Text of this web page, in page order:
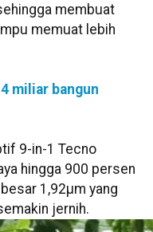
membuat
memuat lebih
miliar bangun
9-in-1 Tecno
hingga 900 persen
1,92μm yang
jernih.